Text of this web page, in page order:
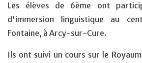
Les élèves de 6ème ont
d'immersion linguistique au
Fontaine, à Arcy-sur-Cure.
Ils ont suivi un cours sur le